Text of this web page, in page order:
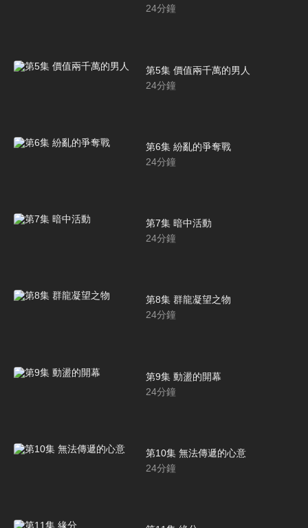
24分鐘
第5集 價值兩千萬的男人
24分鐘
第6集 紛亂的爭奪戰
24分鐘
第7集 暗中活動
24分鐘
第8集 群龍凝望之物
24分鐘
第9集 動盪的開幕
24分鐘
第10集 無法傳遞的心意
24分鐘